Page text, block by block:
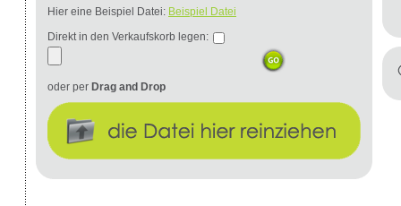
Hier eine Beispiel Datei: Beispiel Datei
Direkt in den Verkaufskorb legen:
oder per Drag and Drop